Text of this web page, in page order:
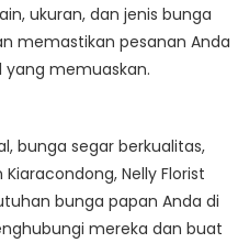
ukuran, dan jenis bunga
memastikan pesanan Anda
yang memuaskan.
bunga segar berkualitas,
Nelly Florist
bunga papan Anda di
mereka dan buat